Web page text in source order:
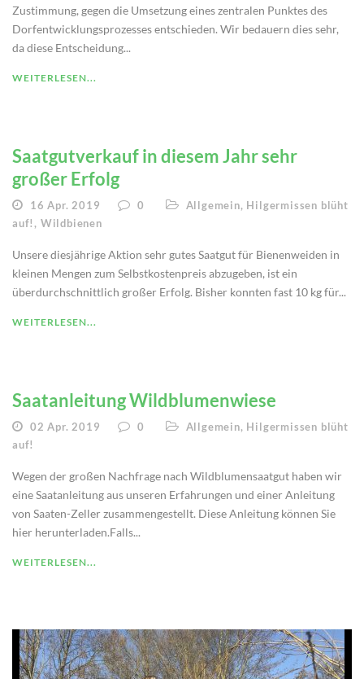
Zustimmung, gegen die Umsetzung eines zentralen Punktes des
Dorfentwicklungsprozesses entschieden. Wir bedauern dies sehr,
da diese Entscheidung...
WEITERLESEN...
Saatgutverkauf in diesem Jahr sehr
großer Erfolg
16 Apr. 2019 0 Allgemein, Hilgermissen blüht
auf!, Wildbienen
Unsere diesjährige Aktion sehr gutes Saatgut für Bienenweiden in
kleinen Mengen zum Selbstkostenpreis abzugeben, ist ein
überdurchschnittlich großer Erfolg. Bisher konnten fast 10 kg für...
WEITERLESEN...
Saatanleitung Wildblumenwiese
02 Apr. 2019 0 Allgemein, Hilgermissen blüht
auf!
Wegen der großen Nachfrage nach Wildblumensaatgut haben wir
eine Saatanleitung aus unseren Erfahrungen und einer Anleitung
von Saaten-Zeller zusammengestellt. Diese Anleitung können Sie
hier herunterladen.Falls...
WEITERLESEN...